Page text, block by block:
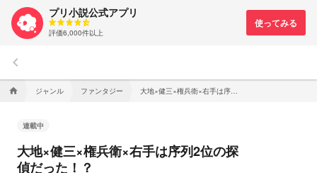
プリ小説公式アプリ
評価6,000件以上
keyboard_arrow_left
home ジャンル ファンタジー
連載中
大地×健三×権兵衛×右手は序列2位の探
偵だった！？